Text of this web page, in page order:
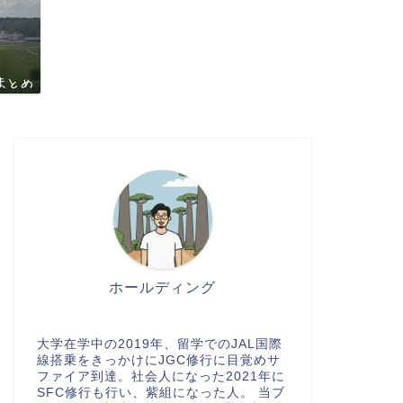
ホールディング
大学在学中の2019年、留学でのJAL国際
線搭乗をきっかけにJGC修行に目覚めサ
ファイア到達。社会人になった2021年に
SFC修行も行い、紫組になった人。 当ブ